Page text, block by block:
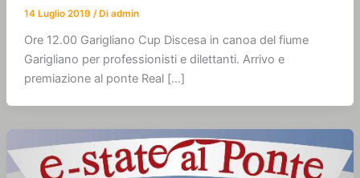
14 Luglio 2019 / Di admin
Ore 12.00 Garigliano Cup Discesa in canoa del fiume
Garigliano per professionisti e dilettanti. Arrivo e
premiazione al ponte Real […]